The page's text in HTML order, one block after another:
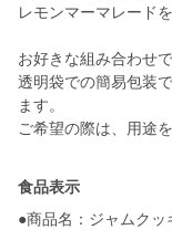
レモンマーマレード
お好きな組み合わせ
透明袋での簡易包装
ます。
ご希望の際は、用途
食品表示
●商品名：ジャムクッ